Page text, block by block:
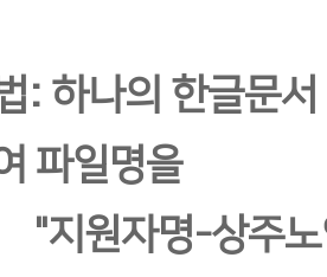
: 하나의 한글문
파일명을
-상주노인복